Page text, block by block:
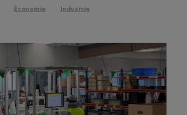
Économie Industrie